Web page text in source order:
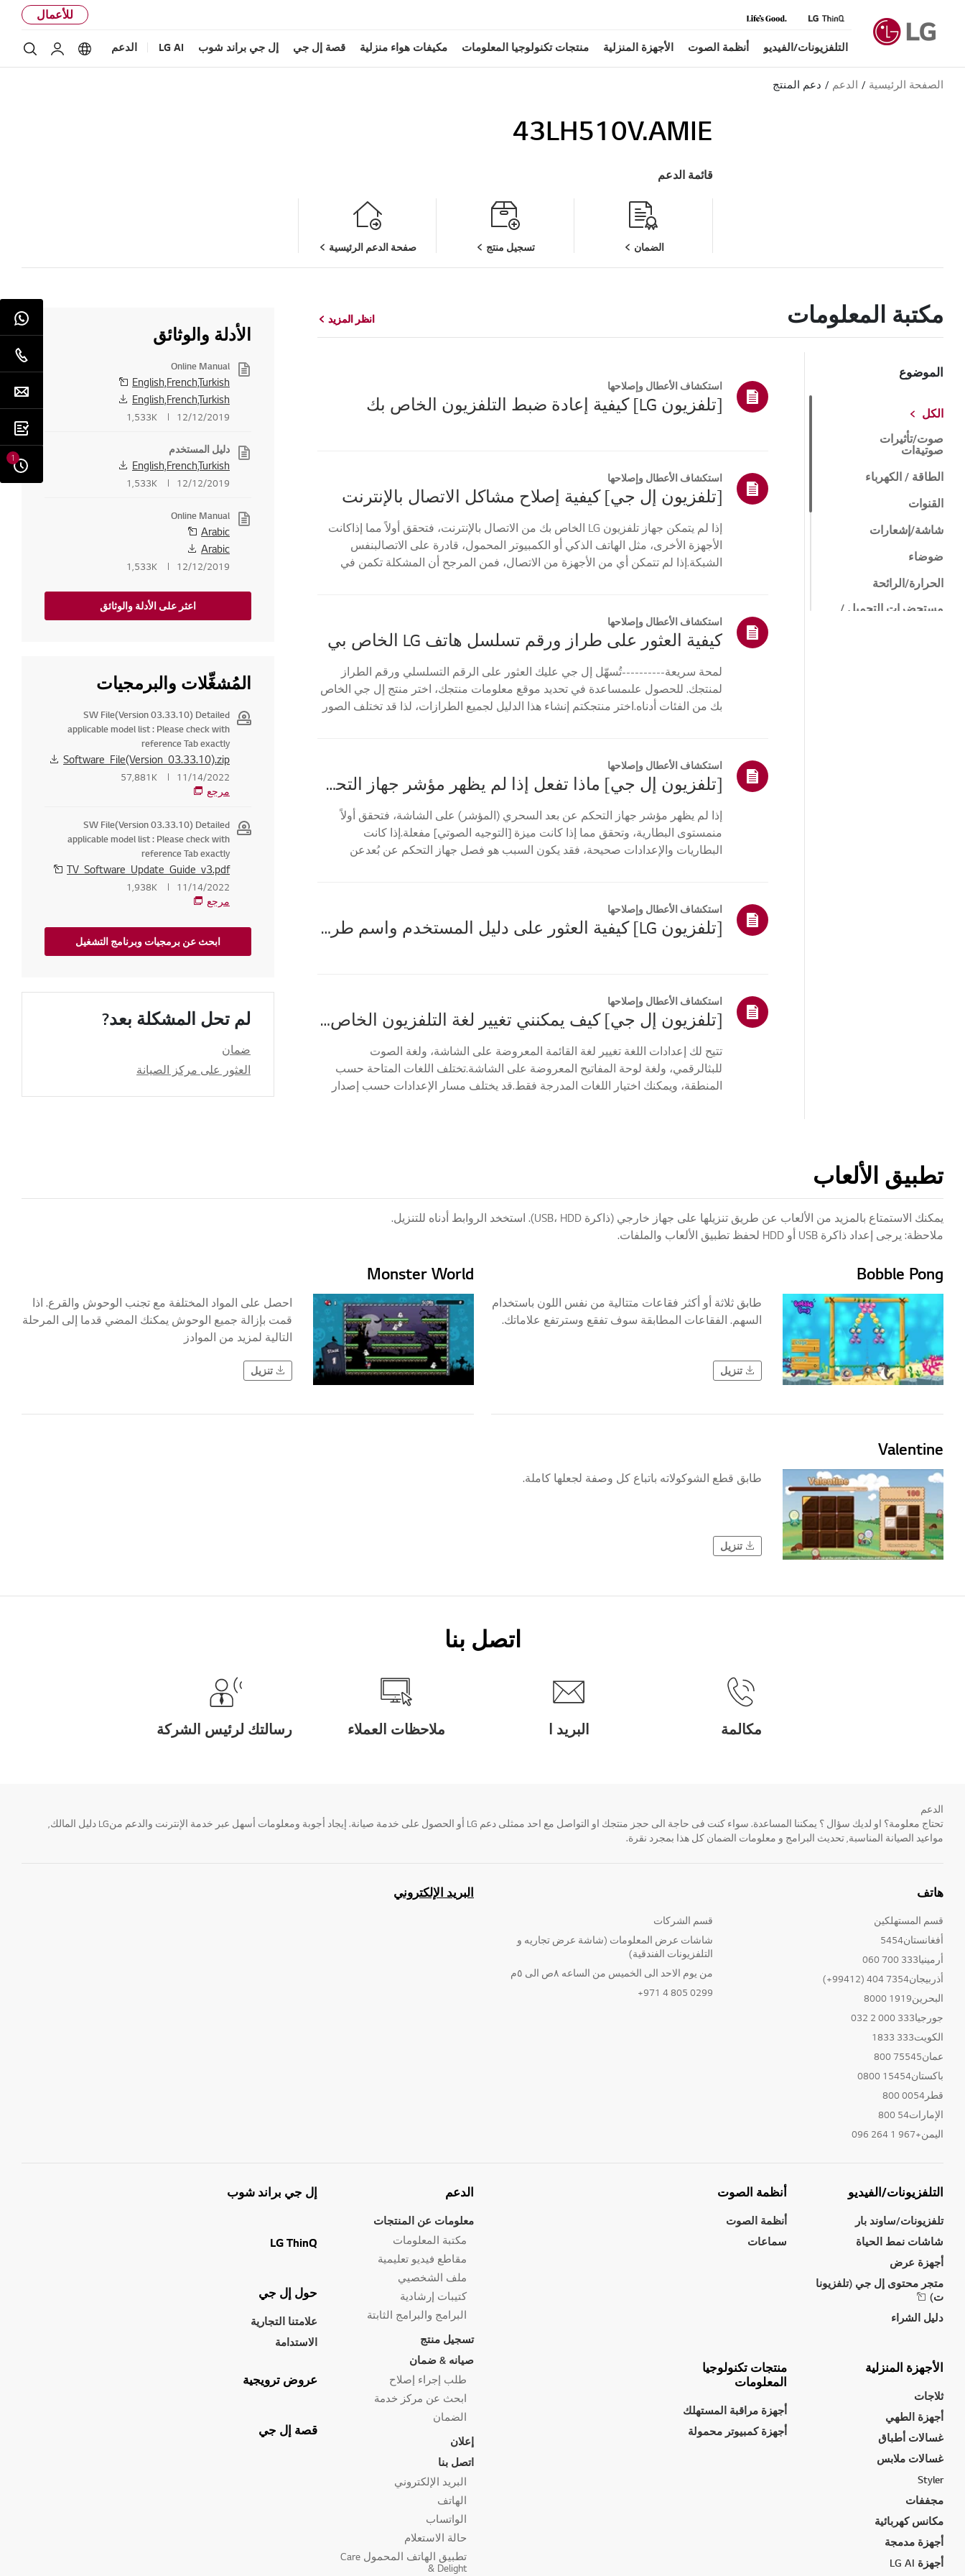
للأعمال
التلفزيونات/الفيديو أنظمة الصوت الأجهزة المنزلية منتجات تكنولوجيا المعلومات مكيفات هواء منزلية قصة إل جي إل جي براند شوب LG AI الدعم optionsحساب
الصفحة الرئيسية الدعم دعم المنتج
43LH510V.AMIE
قائمة الدعم
الضمان تسجيل منتج صفحة الدعم الرئيسية
مكتبة المعلومات انظر المزيد
الموضوع
الكل
صوت/تأثيرات
صوتيةات
الطاقة / الكهرباء
القنوات
شاشة/إشعارات
ضوضاء
الحرارة/الرائحة
مستحضرات التجميل /
استكشاف الأعطال وإصلاحها
[تلفزيون LG] كيفية إعادة ضبط التلفزيون الخاص بك
استكشاف الأعطال وإصلاحها
[تلفزيون إل جي] كيفية إصلاح مشاكل الاتصال بالإنترنت
إذا لم يتمكن جهاز تلفزيون LG الخاص بك من الاتصال بالإنترنت، فتحقق أولاً مما إذاكانت
الأجهزة الأخرى، مثل الهاتف الذكي أو الكمبيوتر المحمول، قادرة على الاتصالبنفس
الشبكة.إذا لم تتمكن أي من الأجهزة من الاتصال، فمن المرجح أن المشكلة تكمن في
استكشاف الأعطال وإصلاحها
كيفية العثور على طراز ورقم تسلسل هاتف LG الخاص بي
لمحة سريعة----------تُسهّل إل جي عليك العثور على الرقم التسلسلي ورقم الطراز
لمنتجك. للحصول علىمساعدة في تحديد موقع معلومات منتجك، اختر منتج إل جي الخاص
بك من الفئات أدناه.اختر منتجكتم إنشاء هذا الدليل لجميع الطرازات، لذا قد تختلف الصور
استكشاف الأعطال وإصلاحها
[تلفزيون إل جي] ماذا تفعل إذا لم يظهر مؤشر جهاز التحكم عن بعد السحري؟
إذا لم يظهر مؤشر جهاز التحكم عن بعد السحري (المؤشر) على الشاشة، فتحقق أولاً
منمستوى البطارية، وتحقق مما إذا كانت ميزة [التوجيه الصوتي] مفعلة.إذا كانت
البطاريات والإعدادات صحيحة، فقد يكون السبب هو فصل جهاز التحكم عن بُعدعن
استكشاف الأعطال وإصلاحها
[تلفزيون LG] كيفية العثور على دليل المستخدم واسم طراز التلفزيون
استكشاف الأعطال وإصلاحها
[تلفزيون إل جي] كيف يمكنني تغيير لغة التلفزيون الخاص بي؟
تتيح لك إعدادات اللغة تغيير لغة القائمة المعروضة على الشاشة، ولغة الصوت
للبثالرقمي، ولغة لوحة المفاتيح المعروضة على الشاشة.تختلف اللغات المتاحة حسب
المنطقة، ويمكنك اختيار اللغات المدرجة فقط.قد يختلف مسار الإعدادات حسب إصدار
انظر المزيد
الأدلة والوثائق
Online Manual
English,French,Turkish
English,French,Turkish
12/12/2019
1,533K
دليل المستخدم
English,French,Turkish
12/12/2019
1,533K
Online Manual
Arabic
Arabic
12/12/2019
1,533K
اعثر على الأدلة والوثائق
المُشغِّلات والبرمجيات
SW File(Version 03.33.10) Detailed
applicable model list : Please check with
reference Tab exactly
Software_File(Version_03.33.10).zip
11/14/2022
57,881K
مرجع
SW File(Version 03.33.10) Detailed
applicable model list : Please check with
reference Tab exactly
TV_Software_Update_Guide_v3.pdf
11/14/2022
1,938K
مرجع
ابحث عن برمجيات وبرنامج التشغيل
لم تحل المشكلة بعد?
ضمان
العثور على مركز الصيانة
تطبيق الألعاب
يمكنك الاستمتاع بالمزيد من الألعاب عن طريق تنزيلها على جهاز خارجي (ذاكرة USB، HDD). استخخد الروابط أدناه للتنزيل.
ملاحظة: يرجى إعداد ذاكرة USB أو HDD لحفظ تطبيق الألعاب والملفات.
Bobble Pong
طابق ثلاثة أو أكثر فقاعات متتالية من نفس اللون باستخدام
السهم. الفقاعات المطابقة سوف تفقع وسترتفع علاماتك.
تنزيل
Monster World
احصل على المواد المختلفة مع تجنب الوحوش والقرع. اذا
قمت بإزالة جميع الوحوش يمكنك المضي قدما إلى المرحلة
التالية لمزيد من الموادز
تنزيل
Valentine
طابق قطع الشوكولاته باتباع كل وصفة لجعلها كاملة.
تنزيل
اتصل بنا
مكالمة البريد ا ملاحظات العملاء رسالتك لرئيس الشركة
1
الدعم
تحتاج معلومة؟ او لديك سؤال ؟ يمكننا المساعدة. سواء كنت فى حاجة الى حجز منتجك او التواصل مع احد ممثلى دعم LG أو الحصول على خدمة صيانة. إيجاد أجوبة ومعلومات أسهل عبر خدمة الإنترنت والدعم منLG دليل المالك,
مواعيد الصيانة المناسبة, تحديث البرامج و معلومات الضمان كل هذا بمجرد نقرة.
هاتف
قسم المستهلكين
أفغانستان5454
أرمينيا333 700 060
أذربيجان7354 404 (99412+)
البحرين1919 8000
جورجيا333 000 2 032
الكويت333 1833
عمان75545 800
باكستان15454 0800
قطر0054 800
الإمارات54 800
اليمن+967 1 264 096
قسم الشركات
شاشات عرض المعلومات (شاشة عرض تجاريه و
التلفزيونات الفندقية)
من يوم الاحد الى الخميس من الساعه ٨ص الى ٥م
0299 805 4 971+
البريد الإلكتروني
التلفزيونات/الفيديو
تلفزيونات/ساوند بار
شاشات نمط الحياة
أجهزة عرض
متجر محتوى إل جي (تلفزيونا
ت)
دليل الشراء
أنظمة الصوت
أنظمة الصوت
سماعات
الأجهزة المنزلية
ثلاجات
أجهزة الطهي
غسالات أطباق
غسالات ملابس
Styler
مجففات
مكانس كهربائية
أجهزة مدمجة
أجهزة LG AI
منتجات تكنولوجيا
المعلومات
أجهزة مراقبة المستهلك
أجهزة كمبيوتر محمولة
الدعم
معلومات عن المنتجات
مكتبة المعلومات
مقاطع فيديو تعليمية
ملف الشخصيي
كتيبات إرشادية
البرامج والبرامج الثابتة
تسجيل منتج
صيانه & ضمان
طلب إجراء إصلاح
ابحث عن مركز خدمة
الضمان
إعلان
اتصل بنا
البريد الإلكتروني
الهاتف
الواتساب
حالة الاستعلام
تطبيق الهاتف المحمول Care
& Delight
إل جي براند شوب
LG ThinQ
حول إل جي
علامتنا التجارية
الاستدامة
عروض ترويجية
قصة إل جي